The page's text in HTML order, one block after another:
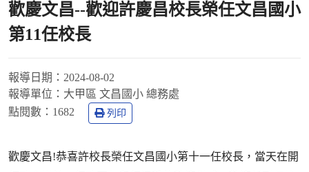
歡慶文昌--歡迎許慶昌校長榮任文昌國小
第11任校長
報導日期： 2024-08-02
報導單位： 大甲區 文昌國小 總務處
點閱數： 1682 列印
歡慶文昌!恭喜許校長榮任文昌國小第十一任校長，當天在開